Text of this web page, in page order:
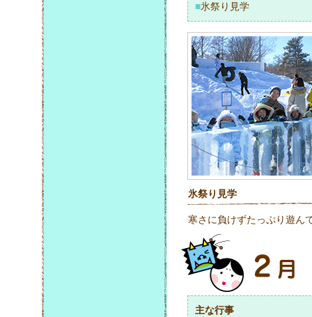
■氷祭り見学
氷祭り見学
寒さに負けずたっぷり遊ん
主な行事